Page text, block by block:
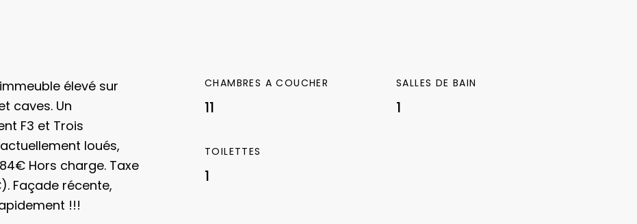
élevé sur
caves. Un
F3 et Trois
loués,
Hors charge. Taxe
Façade récente,
!!!
CHAMBRES A COUCHER
11
SALLES DE BAIN
1
TOILETTES
1